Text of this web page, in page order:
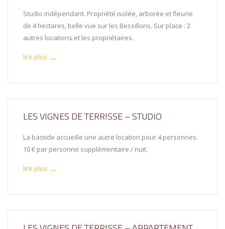
Studio indépendant. Propriété isolée, arborée et fleurie
de 4 hectares, belle vue sur les Bessillons. Sur place : 2
autres locations et les propriétaires.
lire plus →
LES VIGNES DE TERRISSE – STUDIO
La bastide accueille une autre location pour 4 personnes.
10 € par personne supplémentaire / nuit.
lire plus →